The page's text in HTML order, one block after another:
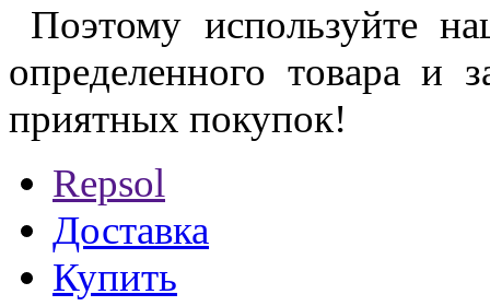
Поэтому используйте
определенного товара и
приятных покупок!
Repsol
Доставка
Купить